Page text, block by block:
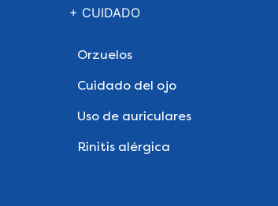
+ CUIDADO
Orzuelos
Cuidado del ojo
Uso de auriculares
Rinitis alérgica